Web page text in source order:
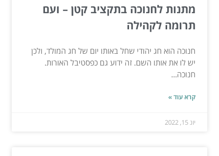
מתנות לחנוכה בתקציב קטן – ועם
תרומה לקהילה
חנוכה הוא חג יהודי שחל באותו יום של חג המולד, ולכן
יש לו את אותו השם. זה ידוע גם כפסטיבל האורות.
חנוכה...
קרא עוד »
יונ 15, 2022